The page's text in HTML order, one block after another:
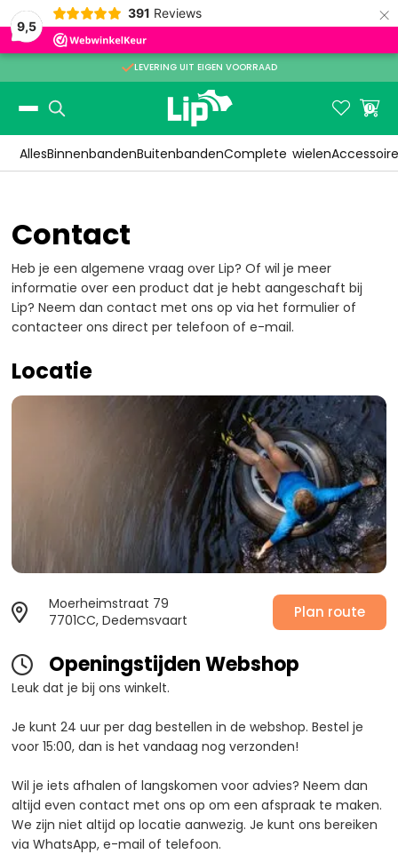
9,5
391 Reviews ×
LEVERING UIT EIGEN VOORRAAD
Slide 2 of 3.
 
0
AllesBinnenbandenBuitenbandenComplete wielen
Contact
Heb je een algemene vraag over Lip? Of wil je meer
informatie over een product dat je hebt aangeschaft bij
Lip? Neem dan contact met ons op via het formulier of
contacteer ons direct per telefoon of e-mail.
Locatie

Moerheimstraat 79
7701CC, Dedemsvaart
Plan route
 Openingstijden Webshop
Leuk dat je bij ons winkelt.
Je kunt 24 uur per dag bestellen in de webshop. Bestel je
voor 15:00, dan is het vandaag nog verzonden!
Wil je iets afhalen of langskomen voor advies? Neem dan
altijd even contact met ons op om een afspraak te maken.
We zijn niet altijd op locatie aanwezig. Je kunt ons bereiken
via WhatsApp, e-mail of telefoon.